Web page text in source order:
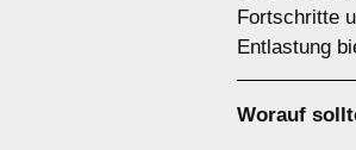
Fortschritte
Entlastung
Worauf